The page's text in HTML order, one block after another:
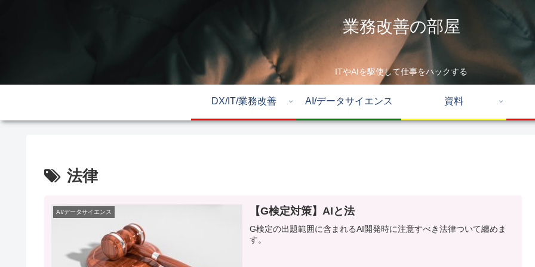
業務改善の部屋
ITやAIを駆使して仕事をハックする
DX/IT/業務改善 AI/データサイエンス 資料
法律
AI/データサイエンス 【G検定対策】AIと法
G検定の出題範囲に含まれるAI開発時に注意すべき法律ついて纏めま
す。